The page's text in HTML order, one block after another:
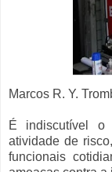
Marcos R. Y.
É indiscutível o
atividade de
funcionais